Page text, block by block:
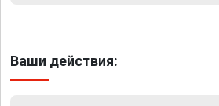
Ваши действия: